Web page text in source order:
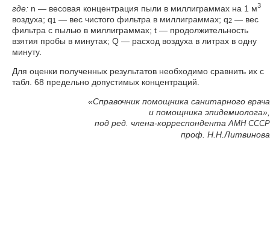
где: n — весовая концентрация пыли в миллиграммах на 1 м3
воздуха; q1 — вес чистого фильтра в миллиграммах; q2 — вес
фильтра с пылью в миллиграммах; t — продолжительность
взятия пробы в минутах; Q — расход воздуха в литрах в одну
минуту.
Для оценки полученных результатов необходимо сравнить их с
табл. 68 предельно допустимых концентраций.
«Справочник помощника санитарного врача
и помощника эпидемиолога»,
под ред. члена-корреспондента АМН СССР
проф. Н.Н.Литвинова